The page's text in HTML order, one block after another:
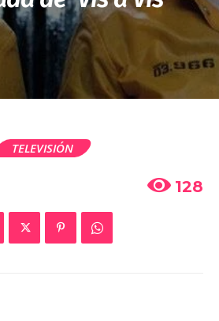
TELEVISIÓN
128